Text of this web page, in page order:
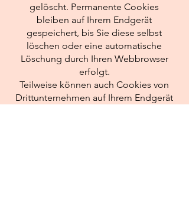
gelöscht. Permanente Cookies
bleiben auf Ihrem Endgerät
gespeichert, bis Sie diese selbst
löschen oder eine automatische
Löschung durch Ihren Webbrowser
erfolgt.
Teilweise können auch Cookies von
Drittunternehmen auf Ihrem Endgerät